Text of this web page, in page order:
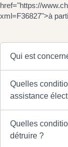
href="https://
xml=F36827">à
Qui est
Quelles
assistance
Quelles
détruire ?